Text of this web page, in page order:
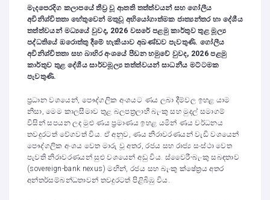
මැදපෙරදිග කලාපයේ තීව්‍ර වූ ආතති තත්ත්වයන් සහ ගෝලීය
අවිනිශ්චිතතා හේතුවෙන් මතුවූ අභියෝගාත්මක ජාත්‍යන්තර හා දේශීය
තත්ත්වයන් මධ්‍යයේ වුවද, 2026 වසරේ පළමු කාර්තුව තුළ මූල්‍ය
පද්ධතියේ ඔරොත්තු දීමේ හැකියාව අඛණ්ඩව පැවතුණි. ගෝලීය
අවිනිශ්චිතතා සහ බාහිර අංශයේ පීඩන හමුවේ වුවද, 2026 පළමු
කාර්තුව තුළ දේශීය සාර්වමූල්‍ය තත්ත්වයන් සාධනීය මට්ටමක
පැවතුණි.
ප්‍රධාන වශයෙන්, පෞද්ගලික අංශයට ණය ලබා දීම්වල ඉහළ යාම
නිසා, මෙම කාලසීමාව තුළ බලපත්‍රලාභී බැංකු සහ මුදල් සමාගම්
විසින් සපයන ලද මුළු ණය ප්‍රමාණය ඉහළ යමින් ණය වර්ධනය
තවදුරටත් වේගවත් විය. ඒ අනුව, ණය නිරාවරණයන් වැඩි වශයෙන්
පෞද්ගලික අංශය වෙත මාරු වූ අතර, රජය සහ රාජ්‍ය සංස්ථා වෙත
පැවති නිරාවරණයන් සුළු වශයෙන් අඩු විය. ස්වෛරී-බැංකු සබඳතාව
(sovereign-bank nexus) මඟින්, රජය සහ බැංකු ක්ෂේත්‍රය අතර
අන්තර්සම්බන්ධතාවන් තවදුරටත් පිළිබිඹු විය.